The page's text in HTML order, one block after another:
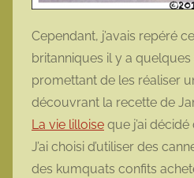
Cependant, j’avais repéré
britanniques il y a
promettant de les réaliser
découvrant la recette de
La vie lilloise que j’ai
J’ai choisi d’utiliser des
des kumquats confits